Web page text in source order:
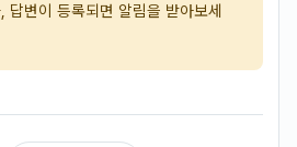
답변이 등록되면 알림을 받아보세